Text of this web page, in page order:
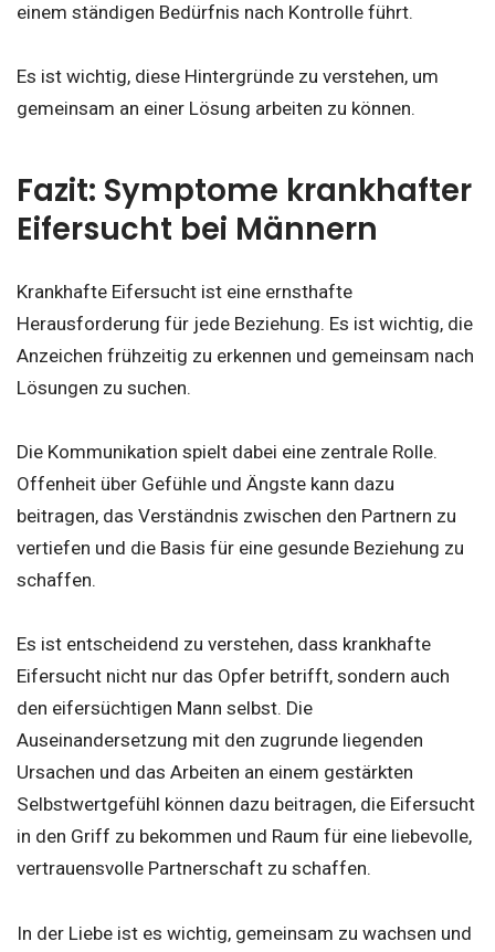
einem ständigen Bedürfnis nach Kontrolle führt.
Es ist wichtig, diese Hintergründe zu verstehen, um
gemeinsam an einer Lösung arbeiten zu können.
Fazit: Symptome krankhafter
Eifersucht bei Männern
Krankhafte Eifersucht ist eine ernsthafte
Herausforderung für jede Beziehung. Es ist wichtig, die
Anzeichen frühzeitig zu erkennen und gemeinsam nach
Lösungen zu suchen.
Die Kommunikation spielt dabei eine zentrale Rolle.
Offenheit über Gefühle und Ängste kann dazu
beitragen, das Verständnis zwischen den Partnern zu
vertiefen und die Basis für eine gesunde Beziehung zu
schaffen.
Es ist entscheidend zu verstehen, dass krankhafte
Eifersucht nicht nur das Opfer betrifft, sondern auch
den eifersüchtigen Mann selbst. Die
Auseinandersetzung mit den zugrunde liegenden
Ursachen und das Arbeiten an einem gestärkten
Selbstwertgefühl können dazu beitragen, die Eifersucht
in den Griff zu bekommen und Raum für eine liebevolle,
vertrauensvolle Partnerschaft zu schaffen.
In der Liebe ist es wichtig, gemeinsam zu wachsen und